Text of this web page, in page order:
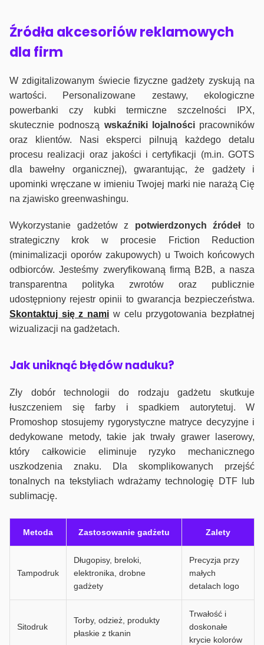
Źródła akcesoriów reklamowych
dla firm
W zdigitalizowanym świecie fizyczne gadżety zyskują na
wartości. Personalizowane zestawy, ekologiczne
powerbanki czy kubki termiczne szczelności IPX,
skutecznie podnoszą wskaźniki lojalnościpracowników
oraz klientów. Nasi eksperci pilnują każdego detalu
procesu realizacji oraz jakości i certyfikacji (m.in. GOTS
dla bawełny organicznej), gwarantując, że gadżety i
upominki wręczane w imieniu Twojej marki nie narażą Cię
na zjawisko greenwashingu.
Wykorzystanie gadżetów z potwierdzonych źródełto
strategiczny krok w procesie Friction Reduction
(minimalizacji oporów zakupowych) u Twoich końcowych
odbiorców. Jesteśmy zweryfikowaną firmą B2B, a nasza
transparentna polityka zwrotów oraz publicznie
udostępniony rejestr opinii to gwarancja bezpieczeństwa.
Skontaktuj się z nami w celu przygotowania bezpłatnej
wizualizacji na gadżetach.
Jak uniknąć błędów naduku?
Zły dobór technologii do rodzaju gadżetu skutkuje
łuszczeniem się farby i spadkiem autorytetuj. W
Promoshop stosujemy rygorystyczne matryce decyzyjne i
dedykowane metody, takie jak trwały grawer laserowy,
który całkowicie eliminuje ryzyko mechanicznego
uszkodzenia znaku. Dla skomplikowanych przejść
tonalnych na tekstyliach wdrażamy technologię DTF lub
sublimację.
Metoda Zastosowanie gadżetu Zalety
Tampodruk
Długopisy, breloki,
elektronika, drobne
gadżety
Precyzja przy
małych
detalach logo
Sitodruk
Torby, odzież, produkty
płaskie z tkanin
Trwałość i
doskonałe
krycie kolorów